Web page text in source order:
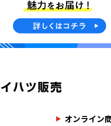
オンライン